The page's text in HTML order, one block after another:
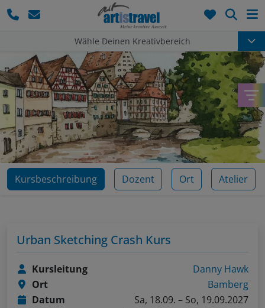
Wähle Deinen Kreativbereich
Kursbeschreibung Dozent Ort Atelier
Urban Sketching Crash Kurs
Kursleitung
Danny Hawk
Ort
Bamberg
Datum
Sa, 18.09. – So, 19.09.2027